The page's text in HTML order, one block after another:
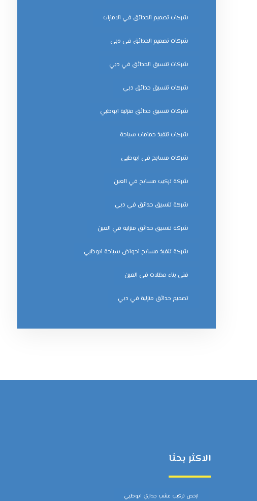
شركات تصميم الحدائق في الامارات
شركات تصميم الحدائق في دبي
شركات تنسيق الحدائق في دبي
شركات تنسيق حدائق دبي
شركات تنسيق حدائق منزلية ابوظبي
شركات تنفيذ حمامات سباحة
شركات مسابح في ابوظبي
شركة تركيب مسابح في العين
شركة تنسيق حدائق في دبي
شركة تنسيق حدائق منزلية في العين
شركة تنفيذ مسابح احواض سباحة ابوظبي
فني بناء مظلات في العين
‏تصميم حدائق منزلية في دبي
الاكثر بحثا
ارخص تركيب عشب جداري ابوظبي